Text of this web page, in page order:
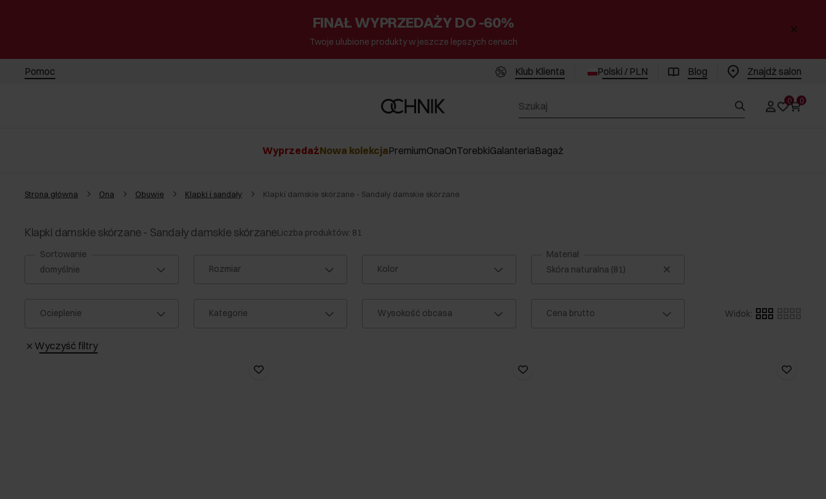
FINAŁ WYPRZEDAŻY DO -60%
Twoje ulubione produkty w jeszcze lepszych cenach
Pomoc Klub Klienta Polski / PLN Blog Znajdż salon
0 0
WyprzedażNowa kolekcjaPremiumOnaOnTorebkiGalanteriaBagaż
Strona główna Ona Obuwie Klapki i sandały Klapki damskie skórzane - Sandały damskie skórzane
Klapki damskie skórzane - Sandały damskie skórzaneLiczba produktów: 81
Sortowanie
Rozmiar
Kolor
Materiał
Ocieplenie Kategorie Wysokość obcasa Cena brutto
Wyczyść filtry
Widok: